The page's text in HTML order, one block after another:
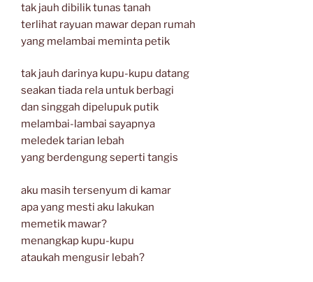
tak jauh dibilik tunas tanah
terlihat rayuan mawar depan rumah
yang melambai meminta petik
tak jauh darinya kupu-kupu datang
seakan tiada rela untuk berbagi
dan singgah dipelupuk putik
melambai-lambai sayapnya
meledek tarian lebah
yang berdengung seperti tangis
aku masih tersenyum di kamar
apa yang mesti aku lakukan
memetik mawar?
menangkap kupu-kupu
ataukah mengusir lebah?